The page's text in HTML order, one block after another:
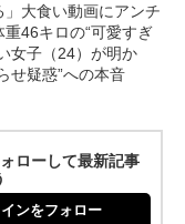
」大食い動画にアンチ
46キロの“可愛すぎ
女子（24）が明か
せ疑惑”への本音
ローして最新記事
ンをフォロー